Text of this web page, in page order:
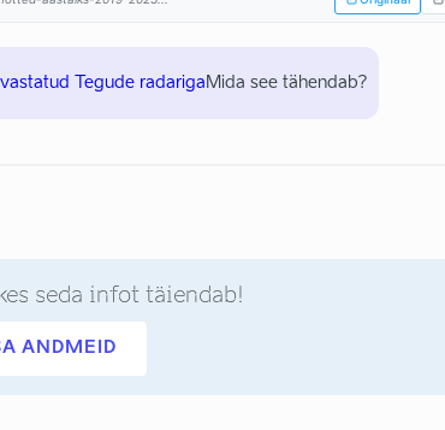
Tegude radariga Mida see tähendab?
seda infot täiendab!
ANDMEID